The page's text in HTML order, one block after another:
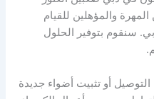
والمؤهلين للقيام
سنقوم بتوفير الحلول
أو تثبيت أضواء جديدة